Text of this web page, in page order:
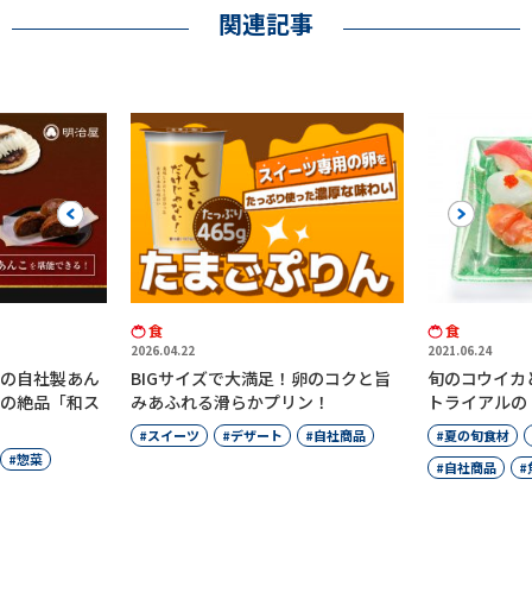
関連記事
Previous
自社製あん
絶品「和ス
惣菜
食
2026.04.22
BIGサイズで大満足！卵のコクと旨
みあふれる滑らかプリン！
スイーツ デザート 自社商品
食
2021.06.24
旬のコウイ
トライアル
夏の旬食材
自社商品
Next